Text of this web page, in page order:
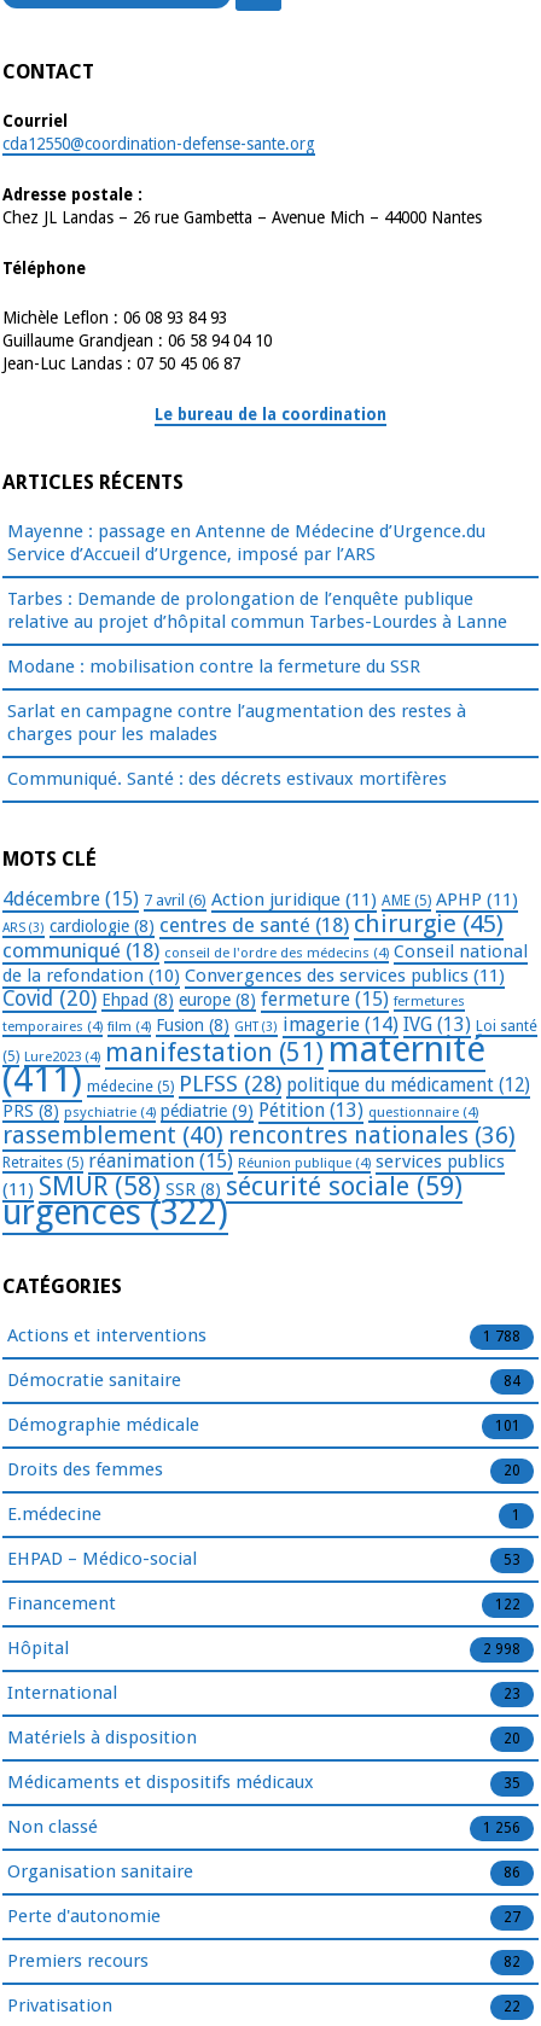
CONTACT
Courriel
cda12550@coordination-defense-sante.org
Adresse postale :
Chez JL Landas – 26 rue Gambetta – Avenue Mich – 44000 Nantes
Téléphone
Michèle Leflon : 06 08 93 84 93
Guillaume Grandjean : 06 58 94 04 10
Jean-Luc Landas : 07 50 45 06 87
Le bureau de la coordination
ARTICLES RÉCENTS
Mayenne : passage en Antenne de Médecine d’Urgence.du
Service d’Accueil d’Urgence, imposé par l’ARS
Tarbes : Demande de prolongation de l’enquête publique
relative au projet d’hôpital commun Tarbes-Lourdes à Lanne
Modane : mobilisation contre la fermeture du SSR
Sarlat en campagne contre l’augmentation des restes à
charges pour les malades
Communiqué. Santé : des décrets estivaux mortifères
MOTS CLÉ
4décembre (15) 7 avril (6) Action juridique (11) AME (5) APHP (11)
ARS (3) cardiologie (8) centres de santé (18) chirurgie (45)
communiqué (18) conseil de l'ordre des médecins (4) Conseil national
de la refondation (10) Convergences des services publics (11)
Covid (20) Ehpad (8) europe (8) fermeture (15) fermetures
temporaires (4) film (4) Fusion (8) GHT(3) imagerie (14) IVG (13) Loi santé
(5) Lure2023 (4) manifestation (51) maternité
(411) médecine (5) PLFSS (28) politique du médicament (12)
PRS (8) psychiatrie (4) pédiatrie (9) Pétition (13) questionnaire (4)
rassemblement (40) rencontres nationales (36)
Retraites (5) réanimation (15) Réunion publique (4) services publics
(11) SMUR (58) SSR (8) sécurité sociale (59)
urgences(322)
CATÉGORIES
Actions et interventions 1 788
Démocratie sanitaire 84
Démographie médicale 101
Droits des femmes 20
E.médecine 1
EHPAD – Médico-social 53
Financement 122
Hôpital 2 998
International 23
Matériels à disposition 20
Médicaments et dispositifs médicaux 35
Non classé 1 256
Organisation sanitaire 86
Perte d'autonomie 27
Premiers recours 82
Privatisation 22